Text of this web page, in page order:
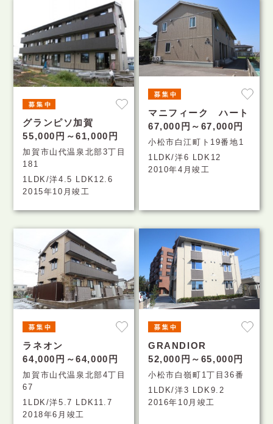
グランピソ加賀
55,000円～61,000円
加賀市山代温泉北部3丁目
181
1LDK/洋4.5 LDK12.6
2015年10月竣工
マニフィーク ハート
67,000円～67,000円
小松市白江町ト19番地1
1LDK/洋6 LDK12
2010年4月竣工
ラネオン
64,000円～64,000円
加賀市山代温泉北部4丁目
67
1LDK/洋5.7 LDK11.7
2018年6月竣工
GRANDIOR
52,000円～65,000円
小松市白嶺町1丁目36番
1LDK/洋3 LDK9.2
2016年10月竣工